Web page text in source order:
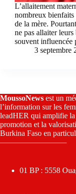
L’allaitement
nombreux bienfaits
de la mère.
ne pas allaiter
souvent
3 septembre
MoussoNews est un
l’information sur les
leadHER qui amplifie
promotion et la
Burkina Faso en
————————–
01 BP : 5558